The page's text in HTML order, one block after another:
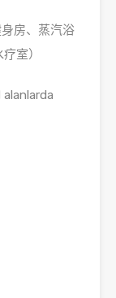
房、蒸汽浴
室）
alanlarda